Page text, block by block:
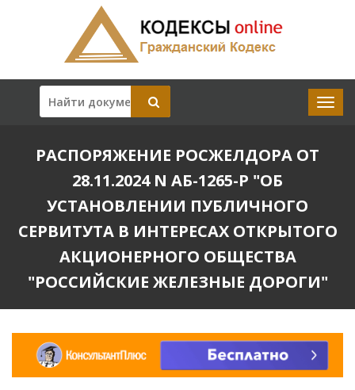
РАСПОРЯЖЕНИЕ РОСЖЕЛДОРА ОТ
28.11.2024 N АБ-1265-Р "ОБ
УСТАНОВЛЕНИИ ПУБЛИЧНОГО
СЕРВИТУТА В ИНТЕРЕСАХ ОТКРЫТОГО
АКЦИОНЕРНОГО ОБЩЕСТВА
"РОССИЙСКИЕ ЖЕЛЕЗНЫЕ ДОРОГИ"